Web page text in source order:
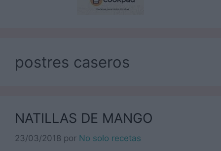
postres caseros
NATILLAS DE MANGO
23/03/2018 por No solo recetas